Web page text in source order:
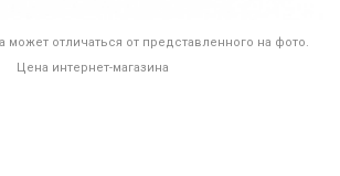
может отличаться от представленного на фото.
Цена интернет-магазина